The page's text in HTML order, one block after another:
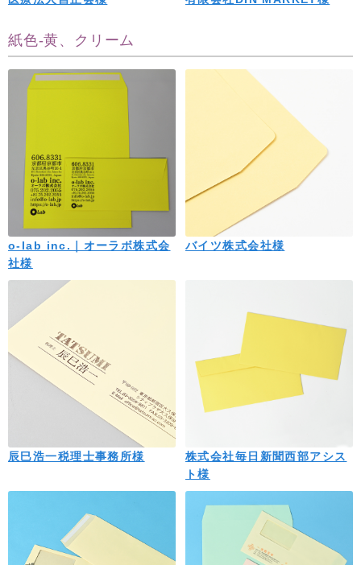
紙色-黄、クリーム
o-lab inc.｜オーラボ株式会
社様
バイツ株式会社様
辰巳浩一税理士事務所様
株式会社毎日新聞西部アシス
ト様